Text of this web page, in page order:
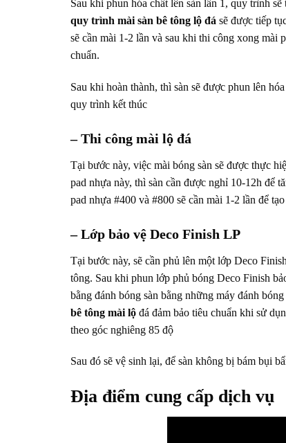
Sau khi phun hóa chất lên sàn lần 1, quy trình
quy trình mài sàn bê tông lộ đá sẽ được tiếp
sẽ cần mài 1-2 lần và sau khi thi công xong mài
chuẩn.
Sau khi hoàn thành, thì sàn sẽ được phun lên
quy trình kết thúc
– Thi công mài lộ đá
Tại bước này, việc mài bóng sàn sẽ được thực
pad nhựa này, thì sàn cần được nghỉ 10-12h để
pad nhựa #400 và #800 sẽ cần mài 1-2 lần để
– Lớp bảo vệ Deco Finish LP
Tại bước này, sẽ cần phủ lên một lớp Deco
tông. Sau khi phun lớp phủ bóng Deco Finish
bằng đánh bóng sàn bằng những máy đánh
bê tông mài lộ đá đảm bảo tiêu chuẩn khi sử
theo góc nghiêng 85 độ
Sau đó sẽ vệ sinh lại, để sàn không bị bám bụi
Địa điểm cung cấp dịch vụ